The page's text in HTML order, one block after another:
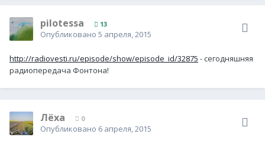
pilotessa 13
Опубликовано 5 апреля, 2015
http://radiovesti.ru/episode/show/episode_id/32875 - сегодняшняя
радиопередача Фонтона!
Лёха 0
Опубликовано 6 апреля, 2015